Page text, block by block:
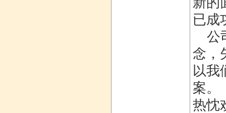
已成
公
念，
以我
案。
热忱